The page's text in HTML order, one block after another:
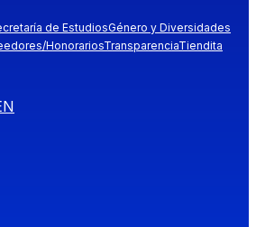
de EstudiosGénero y Diversidades
HonorariosTransparenciaTiendita